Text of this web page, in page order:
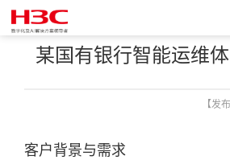
某国有银行智能运维
【发
客户背景与需求